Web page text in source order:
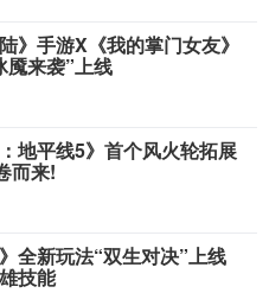
》手游X《我的掌门女友》
魇来袭”上线
地平线5》首个风火轮拓展
而来!
全新玩法“双生对决”上线
技能